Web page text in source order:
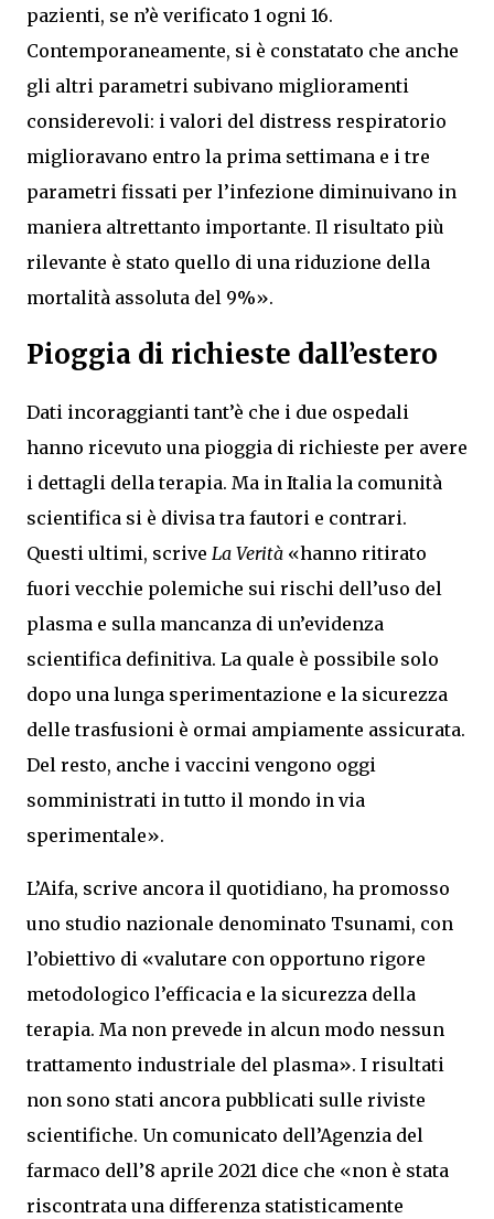
pazienti, se n’è verificato 1 ogni 16.
Contemporaneamente, si è constatato che anche
gli altri parametri subivano miglioramenti
considerevoli: i valori del distress respiratorio
miglioravano entro la prima settimana e i tre
parametri fissati per l’infezione diminuivano in
maniera altrettanto importante. Il risultato più
rilevante è stato quello di una riduzione della
mortalità assoluta del 9%».
Pioggia di richieste dall’estero
Dati incoraggianti tant’è che i due ospedali
hanno ricevuto una pioggia di richieste per avere
i dettagli della terapia. Ma in Italia la comunità
scientifica si è divisa tra fautori e contrari.
Questi ultimi, scrive La Verità «hanno ritirato
fuori vecchie polemiche sui rischi dell’uso del
plasma e sulla mancanza di un’evidenza
scientifica definitiva. La quale è possibile solo
dopo una lunga sperimentazione e la sicurezza
delle trasfusioni è ormai ampiamente assicurata.
Del resto, anche i vaccini vengono oggi
somministrati in tutto il mondo in via
sperimentale».
L’Aifa, scrive ancora il quotidiano, ha promosso
uno studio nazionale denominato Tsunami, con
l’obiettivo di «valutare con opportuno rigore
metodologico l’efficacia e la sicurezza della
terapia. Ma non prevede in alcun modo nessun
trattamento industriale del plasma». I risultati
non sono stati ancora pubblicati sulle riviste
scientifiche. Un comunicato dell’Agenzia del
farmaco dell’8 aprile 2021 dice che «non è stata
riscontrata una differenza statisticamente